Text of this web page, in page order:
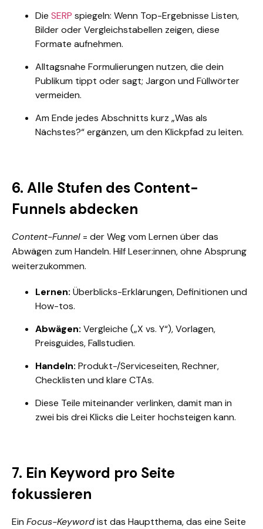
Die SERP spiegeln: Wenn Top-Ergebnisse Listen,
Bilder oder Vergleichstabellen zeigen, diese
Formate aufnehmen.
Alltagsnahe Formulierungen nutzen, die dein
Publikum tippt oder sagt; Jargon und Füllwörter
vermeiden.
Am Ende jedes Abschnitts kurz „Was als
Nächstes?“ ergänzen, um den Klickpfad zu leiten.
6. Alle Stufen des Content-
Funnels abdecken
Content-Funnel = der Weg vom Lernen über das
Abwägen zum Handeln. Hilf Leser:innen, ohne Absprung
weiterzukommen.
Lernen: Überblicks-Erklärungen, Definitionen und
How-tos.
Abwägen: Vergleiche („X vs. Y“), Vorlagen,
Preisguides, Fallstudien.
Handeln: Produkt-/Serviceseiten, Rechner,
Checklisten und klare CTAs.
Diese Teile miteinander verlinken, damit man in
zwei bis drei Klicks die Leiter hochsteigen kann.
7. Ein Keyword pro Seite
fokussieren
Ein Focus-Keywordist das Hauptthema, das eine Seite